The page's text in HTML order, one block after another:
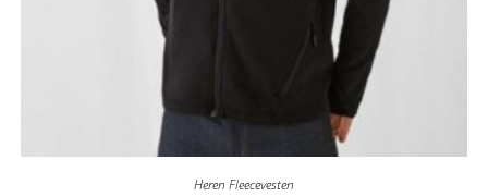
Heren Fleecevesten